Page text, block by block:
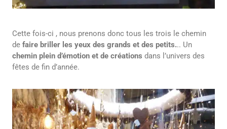
Cette fois-ci , nous prenons donc tous les trois le chemin
de faire briller les yeux des grands et des petits... Un
chemin plein d’émotion et de créations dans l’univers des
fêtes de fin d’année.